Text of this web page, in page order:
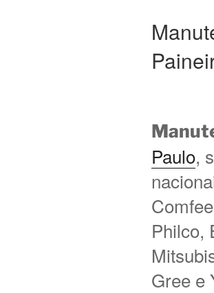
Paulo,
Philco,
Gree e